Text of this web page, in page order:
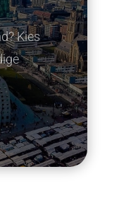
Kies